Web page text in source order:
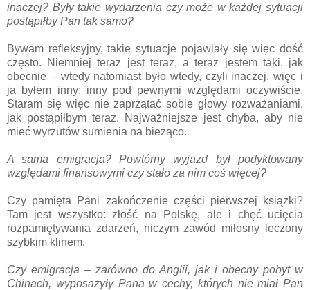
inaczej? Były takie wydarzenia czy może w każdej sytuacji
postąpiłby Pan tak samo?
Bywam refleksyjny, takie sytuacje pojawiały się więc dość
często. Niemniej teraz jest teraz, a teraz jestem taki, jak
obecnie – wtedy natomiast było wtedy, czyli inaczej, więc i
ja byłem inny; inny pod pewnymi względami oczywiście.
Staram się więc nie zaprzątać sobie głowy rozważaniami,
jak postąpiłbym teraz. Najważniejsze jest chyba, aby nie
mieć wyrzutów sumienia na bieżąco.
A sama emigracja? Powtórny wyjazd był podyktowany
względami finansowymi czy stało za nim coś więcej?
Czy pamięta Pani zakończenie części pierwszej książki?
Tam jest wszystko: złość na Polskę, ale i chęć ucięcia
rozpamiętywania zdarzeń, niczym zawód miłosny leczony
szybkim klinem.
Czy emigracja – zarówno do Anglii, jak i obecny pobyt w
Chinach, wyposażyły Pana w cechy, których nie miał Pan